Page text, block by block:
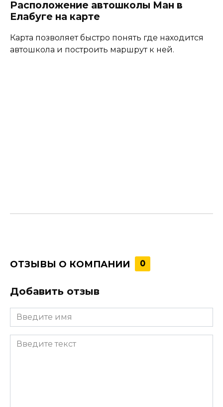
Расположение автошколы Ман в
Елабуге на карте
Карта позволяет быстро понять где находится
автошкола и построить маршрут к ней.
ОТЗЫВЫ О КОМПАНИИ 0
Добавить отзыв